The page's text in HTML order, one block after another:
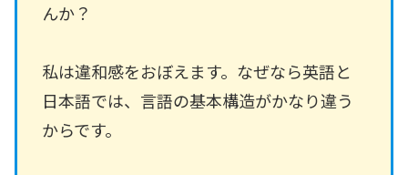
んか？
私は違和感をおぼえます。なぜなら英語と
日本語では、言語の基本構造がかなり違う
からです。